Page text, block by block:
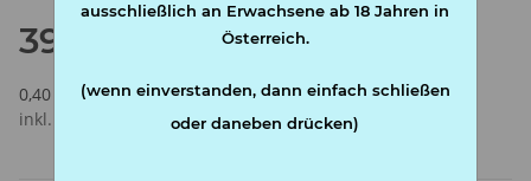
39,90 €
0,40 € pro 1 m
inkl. 20% USt. ,
Versandkostenfreie Lieferung
ausschließlich an Erwachsene ab 18 Jahren in
Österreich.
(wenn einverstanden, dann einfach schließen
oder daneben drücken)